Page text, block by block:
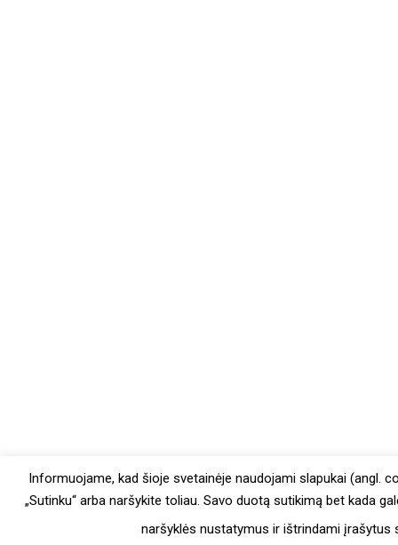
Informuojame, kad šioje svetainėje naudojami slapukai (angl.
„Sutinku“ arba naršykite toliau. Savo duotą sutikimą bet kada
naršyklės nustatymus ir ištrindami įrašytus